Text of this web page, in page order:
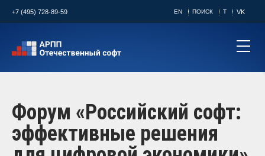
+7 (495) 728-89-59 EN ПОИСК T VK
Форум «Российский софт:
эффективные решения